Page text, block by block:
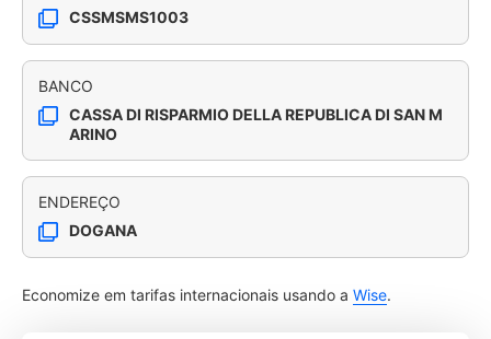
CSSMSMS1003
BANCO
CASSA DI RISPARMIO DELLA REPUBLICA DI SAN M
ARINO
ENDEREÇO
DOGANA
Economize em tarifas internacionais usando a Wise.